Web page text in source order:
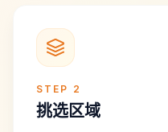
STEP 2
挑选区域